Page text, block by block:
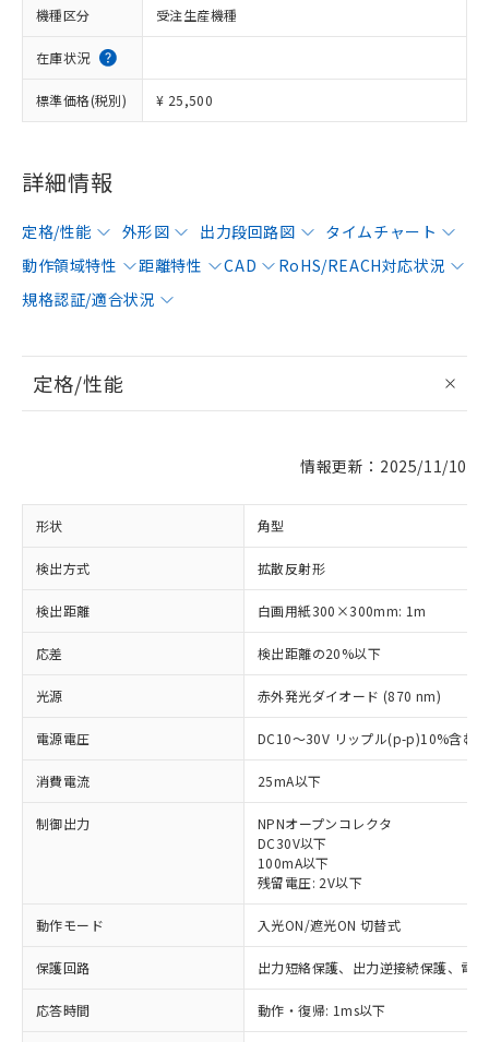
機種区分 受注生産機種
在庫状況
標準価格(税別) ¥ 25,500
詳細情報
定格/性能 外形図 出力段回路図
タイムチャート
動作領域特性
距離特性 CAD
RoHS/REACH対応状況
規格認証/適合状況
定格/性能
情報更新：2025/11/10
形状 角型
検出方式 拡散反射形
検出距離 白画用紙300×300mm: 1m
応差 検出距離の20%以下
光源 赤外発光ダイオード (870 nm)
電源電圧 DC10～30V リップル(p-p)10%含む
消費電流 25mA以下
制御出力
NPNオープンコレクタ
DC30V以下
100mA以下
残留電圧: 2V以下
動作モード 入光ON/遮光ON 切替式
保護回路 出力短絡保護、出力逆接続保護、電
応答時間 動作・復帰: 1ms以下